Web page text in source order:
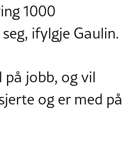
1000
ifylgje Gaulin.
jobb, og vil
og er med på